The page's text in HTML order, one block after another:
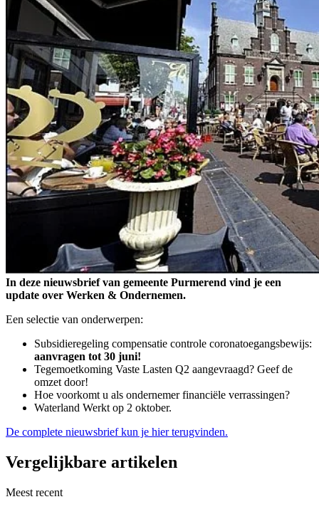
In deze nieuwsbrief van gemeente Purmerend vind je een
update over Werken & Ondernemen.
Een selectie van onderwerpen:
Subsidieregeling compensatie controle coronatoegangsbewijs:
aanvragen tot 30 juni!
Tegemoetkoming Vaste Lasten Q2 aangevraagd? Geef de
omzet door!
Hoe voorkomt u als ondernemer financiële verrassingen?
Waterland Werkt op 2 oktober.
De complete nieuwsbrief kun je hier terugvinden.
Vergelijkbare artikelen
Meest recent